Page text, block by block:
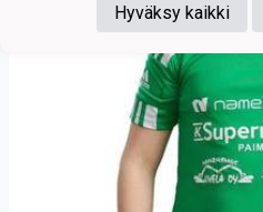
Hyväksy kaikki